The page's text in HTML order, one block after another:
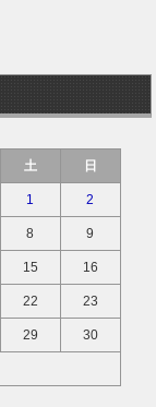
土 日
1 2
8 9
15 16
22 23
29 30